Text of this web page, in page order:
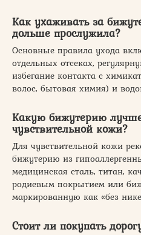
Как ухаживать за
дольше прослужила?
Основные правила ухода
отдельных отсеках,
избегание контакта с
волос, бытовая химия) и
Какую бижутерию
чувствительной кожи?
Для чувствительной кожи
бижутерию из
медицинская сталь, титан,
родиевым покрытием или
маркированную как «без
Стоит ли покупать